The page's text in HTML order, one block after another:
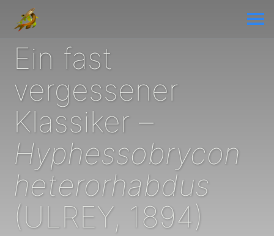
Ein fast
vergessener
Klassiker –
Hyphessobrycon
heterorhabdus
(ULREY, 1894)